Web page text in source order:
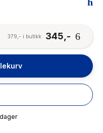
345,-
379,- i butikk